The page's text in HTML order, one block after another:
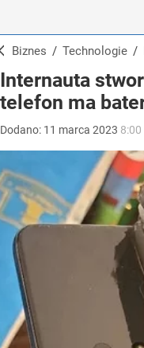
Biznes / Technologie /
Internauta
telefon ma
Dodano: 11 marca 2023 8:00